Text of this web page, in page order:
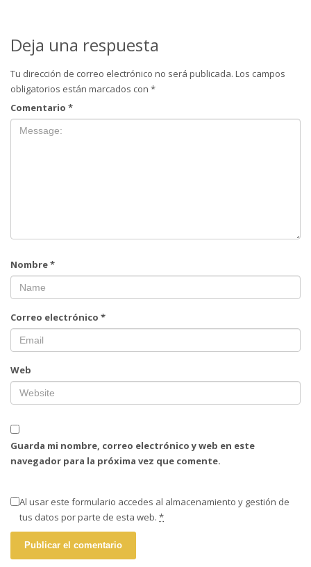
Deja una respuesta
Tu dirección de correo electrónico no será publicada. Los campos
obligatorios están marcados con *
Comentario *
Nombre*
Correo electrónico *
Web
Guarda mi nombre, correo electrónico y web en este
navegador para la próxima vez que comente.
Al usar este formulario accedes al almacenamiento y gestión de
tus datos por parte de esta web. *